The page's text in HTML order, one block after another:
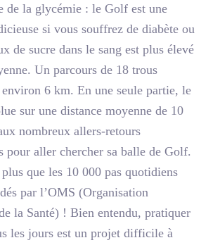
de la glycémie : le Golf est une
si vous souffrez de diabète ou
de sucre dans le sang est plus élevé
Un parcours de 18 trous
environ 6 km. En une seule partie, le
sur une distance moyenne de 10
nombreux allers-retours
pour aller chercher sa balle de Golf.
plus que les 10 000 pas quotidiens
par l’OMS (Organisation
la Santé) ! Bien entendu, pratiquer
les jours est un projet difficile à